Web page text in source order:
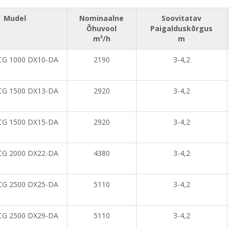
Mudel
Nominaalne
Õhuvool
m³/h
Soovitatav
Paigalduskõrgus
m
1000 DX10-DA 2190 3-4,2
1500 DX13-DA 2920 3-4,2
1500 DX15-DA 2920 3-4,2
2000 DX22-DA 4380 3-4,2
2500 DX25-DA 5110 3-4,2
2500 DX29-DA 5110 3-4,2